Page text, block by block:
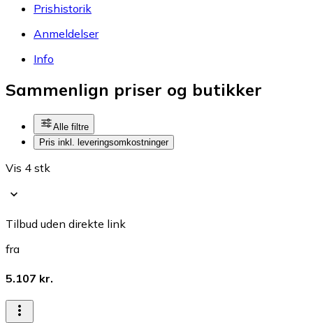
Prishistorik
Anmeldelser
Info
Sammenlign priser og butikker
Alle filtre
Pris inkl. leveringsomkostninger
Vis 4 stk
Tilbud uden direkte link
fra
5.107 kr.